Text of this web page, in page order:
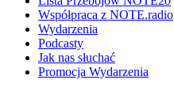
Współpraca z NOTE.radio
Wydarzenia
Podcasty
Jak nas słuchać
Promocja Wydarzenia